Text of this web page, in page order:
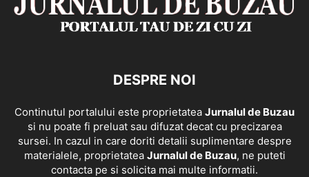
DESPRE NOI
Continutul portalului este proprietatea Jurnalul de Buzau
si nu poate fi preluat sau difuzat decat cu precizarea
sursei. In cazul in care doriti detalii suplimentare despre
materialele, proprietatea Jurnalul de Buzau, ne puteti
contacta pe si solicita mai multe informatii.